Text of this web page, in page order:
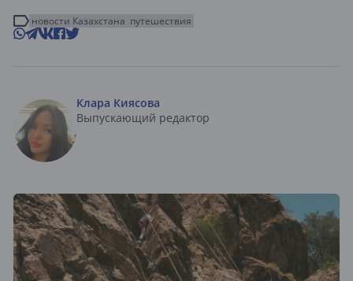
новости Казахстана путешествия
Клара Киясова
Выпускающий редактор